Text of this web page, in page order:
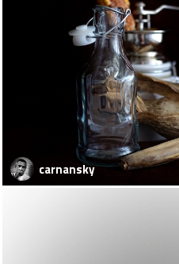
carnansky